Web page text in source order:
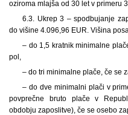
oziroma mlajša od 30 let v primeru
6.3. Ukrep 3 – spodbujanje
do višine 4.096,96 EUR. Višina
– do 1,5 kratnik minimalne
pol,
– do tri minimalne plače, če se
– do dve minimalni plači v
povprečne bruto plače v
obdobju zaposlitve), če se osebo